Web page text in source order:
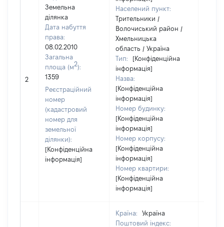
2
Земельна
ділянка
Дата набуття
права:
08.02.2010
Загальна
площа (м2):
1359
Реєстраційний
номер
(кадастровий
номер для
земельної
ділянки):
[Конфіденційна
інформація]
Населений пункт:
Трительники /
Волочиський район /
Хмельницька
область / Україна
Тип:
[Конфіденційна
інформація]
Назва:
[Конфіденційна
інформація]
Номер будинку:
[Конфіденційна
інформація]
Номер корпусу:
[Конфіденційна
інформація]
Номер квартири:
[Конфіденційна
інформація]
Країна:
Україна
Поштовий індекс: